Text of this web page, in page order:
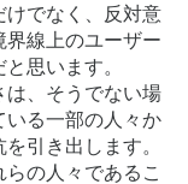
けでなく、反対意
界線上のユーザー
思います。
は、そうでない場
いる一部の人々か
引き出します。
らの人々であるこ